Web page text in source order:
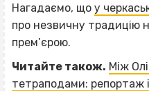
Нагадаємо, що у
про незвичну традицію
прем’єрою.
Читайте також. Між
тетраподами: репортаж